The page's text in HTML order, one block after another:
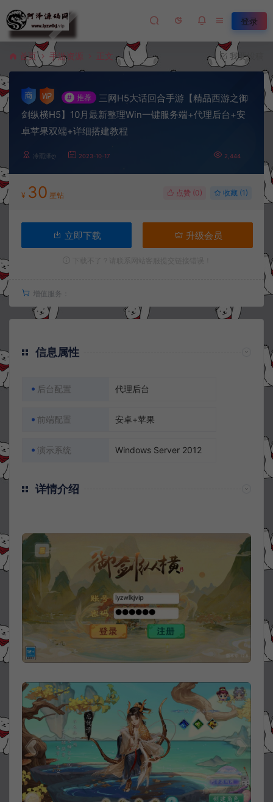
登录
首页 手游资源 正文 我要投稿
# 推荐
三网H5大话回合手游【精品西游之御
剑纵横H5】10月最新整理Win一键服务端+代理后台+安
卓苹果双端+详细搭建教程
冷雨泽ღ 2023-10-17 2,444
¥ 30 星钻 点赞 (0) 收藏 (1)
立即下载 升级会员
增值服务：
信息属性
后台配置 代理后台
前端配置 安卓+苹果
演示系统 Windows Server 2012
详情介绍